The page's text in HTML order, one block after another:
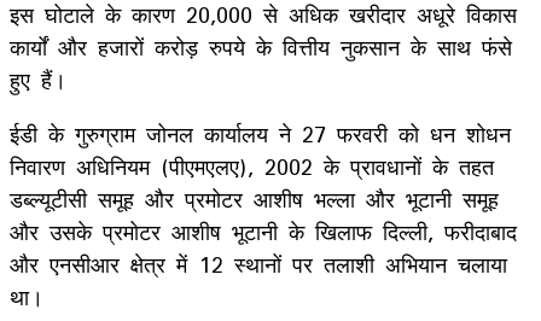
इस घोटाले के कारण 20,000 से अधिक खरीदार अधूरे विकास
कार्यों और हजारों करोड़ रुपये के वित्तीय नुकसान के साथ फंसे
हुए हैं।
ईडी के गुरुग्राम जोनल कार्यालय ने 27 फरवरी को धन शोधन
निवारण अधिनियम (पीएमएलए), 2002 के प्रावधानों के तहत
डब्ल्यूटीसी समूह और प्रमोटर आशीष भल्ला और भूटानी समूह
और उसके प्रमोटर आशीष भूटानी के खिलाफ दिल्ली, फरीदाबाद
और एनसीआर क्षेत्र में 12 स्थानों पर तलाशी अभियान चलाया
था।